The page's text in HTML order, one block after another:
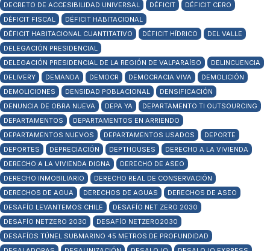
DECRETO DE ACCESIBILIDAD UNIVERSAL
DÉFICIT
DÉFICIT CERO
DÉFICIT FISCAL
DÉFICIT HABITACIONAL
DÉFICIT HABITACIONAL CUANTITATIVO
DÉFICIT HÍDRICO
DEL VALLE
DELEGACIÓN PRESIDENCIAL
DELEGACIÓN PRESIDENCIAL DE LA REGIÓN DE VALPARAÍSO
DELINCUENCIA
DELIVERY
DEMANDA DEMOCR DEMOCRACIA VIVA
DEMOLICIÓN
DEMOLICIONES
DENSIDAD POBLACIONAL
DENSIFICACIÓN
DENUNCIA DE OBRA NUEVA
DEPA YA
DEPARTAMENTO TI OUTSOURCING
DEPARTAMENTOS
DEPARTAMENTOS EN ARRIENDO
DEPARTAMENTOS NUEVOS
DEPARTAMENTOS USADOS
DEPORTE
DEPORTES
DEPRECIACIÓN DEPTHOUSES
DERECHO A LA VIVIENDA
DERECHO A LA VIVIENDA DIGNA
DERECHO DE ASEO
DERECHO INMOBILIARIO
DERECHO REAL DE CONSERVACIÓN
DERECHOS DE AGUA
DERECHOS DE AGUAS
DERECHOS DE ASEO
DESAFÍO LEVANTEMOS CHILE
DESAFÍO NET ZERO 2030
DESAFÍO NETZERO 2030
DESAFÍO NETZERO2030
DESAFÍOS TÚNEL SUBMARINO 45 METROS DE PROFUNDIDAD